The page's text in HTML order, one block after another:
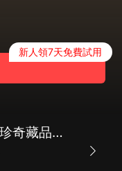
新人領7天免費試用
超級鑒寶系統|探尋珍奇藏品的秘密| 超凡鑒寶| AI多播